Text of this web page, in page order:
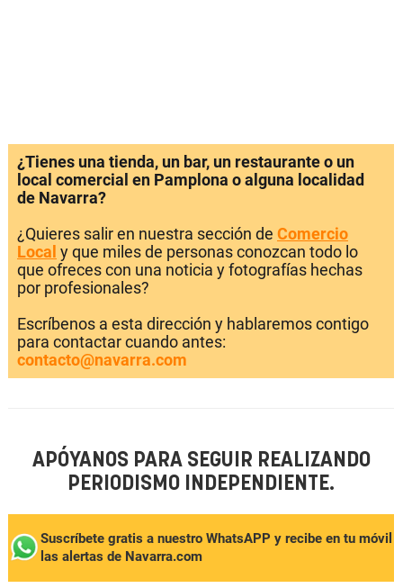
¿Tienes una tienda, un bar, un restaurante o un
local comercial en Pamplona o alguna localidad
de Navarra?
¿Quieres salir en nuestra sección de Comercio
Local y que miles de personas conozcan todo lo
que ofreces con una noticia y fotografías hechas
por profesionales?
Escríbenos a esta dirección y hablaremos contigo
para contactar cuando antes:
contacto@navarra.com
APÓYANOS PARA SEGUIR REALIZANDO
PERIODISMO INDEPENDIENTE.
Suscríbete gratis a nuestro WhatsAPP y recibe en tu móvil
las alertas de Navarra.com